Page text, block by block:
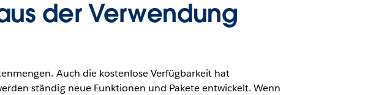
der Verwendung
Auch die kostenlose Verfügbarkeit hat
ständig neue Funktionen und Pakete entwickelt. Wenn